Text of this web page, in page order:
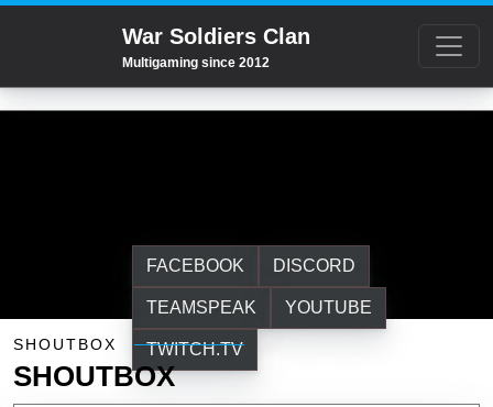
War Soldiers Clan
Multigaming since 2012
FACEBOOK DISCORD
TEAMSPEAK YOUTUBE
TWITCH.TV
SHOUTBOX
SHOUTBOX